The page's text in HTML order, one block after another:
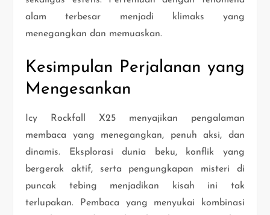
alam terbesar menjadi klimaks yang
menegangkan dan memuaskan.
Kesimpulan Perjalanan yang
Mengesankan
Icy Rockfall X25 menyajikan pengalaman
membaca yang menegangkan, penuh aksi, dan
dinamis. Eksplorasi dunia beku, konflik yang
bergerak aktif, serta pengungkapan misteri di
puncak tebing menjadikan kisah ini tak
terlupakan. Pembaca yang menyukai kombinasi